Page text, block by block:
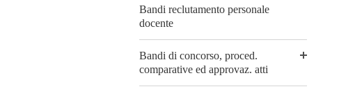
Bandi reclutamento personale
docente
Bandi di concorso, proced.
comparative ed approvaz. atti